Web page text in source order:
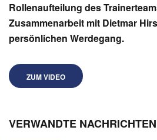
Rollenaufteilung des
Zusammenarbeit mit Dietmar
persönlichen Werdegang.
ZUM VIDEO
VERWANDTE NACHRICHTEN